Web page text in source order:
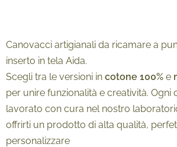
Canovacci artigianali da ricamare a
inserto in tela Aida.
Scegli tra le versioni in cotone 100% e
per unire funzionalità e creatività. Ogni
lavorato con cura nel nostro
offrirti un prodotto di alta qualità,
personalizzare